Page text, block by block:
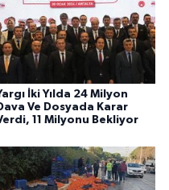
İki Yılda 24 Milyon
Ve Dosyada Karar
11 Milyonu Bekliyor